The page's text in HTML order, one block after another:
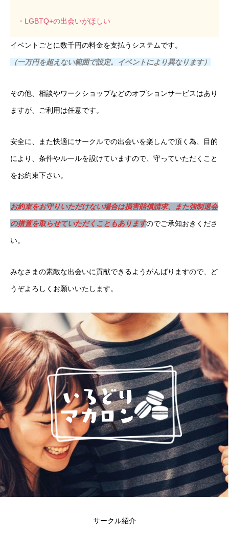
・LGBTQ+の出会いがほしい
イベントごとに数千円の料金を支払うシステムです。
（一万円を超えない範囲で設定。イベントにより異なります）
その他、相談やワークショップなどのオプションサービスはあり
ますが、ご利用は任意です。
安全に、また快適にサークルでの出会いを楽しんで頂く為、目的
により、条件やルールを設けていますので、守っていただくこと
をお約束下さい。
お約束をお守りいただけない場合は損害賠償請求、また強制退会
の措置を取らせていただくこともありますのでご承知おきくださ
い。
みなさまの素敵な出会いに貢献できるようがんばりますので、ど
うぞよろしくお願いいたします。
サークル紹介